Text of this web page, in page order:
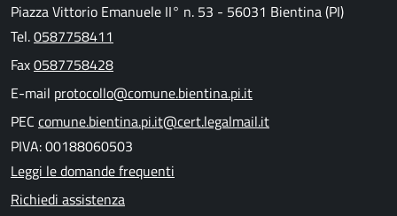
Piazza Vittorio Emanuele II° n. 53 - 56031 Bientina (PI)
Tel.0587758411
Fax0587758428
E-mail protocollo@comune.bientina.pi.it
PEC comune.bientina.pi.it@cert.legalmail.it
PIVA: 00188060503
Leggi le domande frequenti
Richiedi assistenza